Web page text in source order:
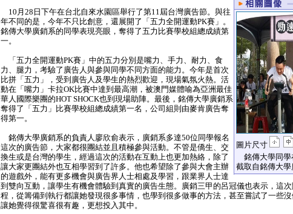
圖片尺寸
銘傳大學同學
截取自銘傳大學
10月28日下午在台北自來水園區舉行了第11屆台灣廣告節。與往
年不同的是，今年不只比創意，還展開了「五力全開運動PK賽」。
銘傳大學廣銷系的同學表現亮眼，奪得了五力比賽學校組總成績第
一。
「五力全開運動PK賽」中的五力分別是嘴力、手力、耐力、食
力、腿力，考驗了廣告人與參與同學不同方面的能力。今年是首次
比拼「五力」，受到廣告人及學生的熱烈歡迎，現場氣氛火熱。活
動在「嘴力」卡拉OK比賽中達到最高潮，被澳門媒體喻為亞洲最佳
華人國際樂團的HOT SHOCK也到現場助陣。最後，銘傳大學廣銷系
奪得了「五力」比賽學校組總成績第一名，公司組則由麥肯廣告奪
得第一。
銘傳大學廣銷系的負責人廖欣俞表示，廣銷系多達50位同學報名
這次的廣告節，大家都很團結並且積極參與活動。不管是僑生、交
換生或是台灣的學生，經過這次的活動在互動上也更加熱絡，除了
讓大家更團結外也互相學習到了許多。他也希望除了參與大會主辦
的遊戲外，能有更多機會與廣告界人士相處及學習，跟業界人士達
到雙向互動，讓學生有機會體驗到真實的廣告生態。廣銷三甲的呂冠儀也表示，這
程，從籌備到執行都讓她發現很多事情，也學到很多做事的方法，甚至嘗試了一些
讓她覺得很驚喜很有趣，更想投入其中。